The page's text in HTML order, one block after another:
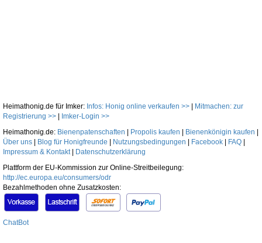
Heimathonig.de für Imker: Infos: Honig online verkaufen >>
Mitmachen: zur
Registrierung >>
Imker-Login >>
Heimathonig.de: Bienenpatenschaften Propolis kaufen Bienenkönigin kaufen
Über uns
Blog für Honigfreunde Nutzungsbedingungen Facebook FAQ
Impressum & Kontakt|
Datenschutzerklärung
Plattform der EU-Kommission zur Online-Streitbeilegung:
http://ec.europa.eu/consumers/odr
Bezahlmethoden ohne Zusatzkosten:
ChatBot